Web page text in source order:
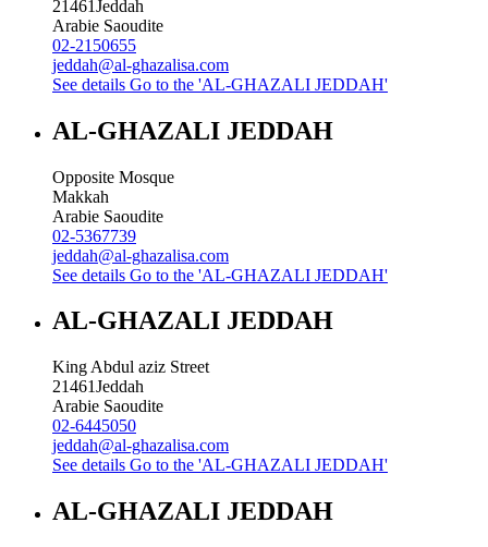
21461Jeddah
Arabie Saoudite
02-2150655
jeddah@al-ghazalisa.com
See details Go to the 'AL-GHAZALI JEDDAH'
AL-GHAZALI JEDDAH
Opposite Mosque
Makkah
Arabie Saoudite
02-5367739
jeddah@al-ghazalisa.com
See details Go to the 'AL-GHAZALI JEDDAH'
AL-GHAZALI JEDDAH
King Abdul aziz Street
21461Jeddah
Arabie Saoudite
02-6445050
jeddah@al-ghazalisa.com
See details Go to the 'AL-GHAZALI JEDDAH'
AL-GHAZALI JEDDAH